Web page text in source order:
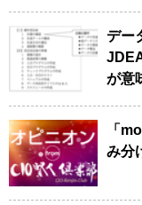
デー
が意
「
み分